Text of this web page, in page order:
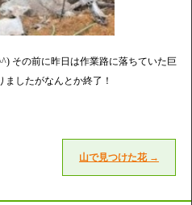
その前に昨日は作業路に落ちていた巨
したがなんとか終了！
山で見つけた花 →